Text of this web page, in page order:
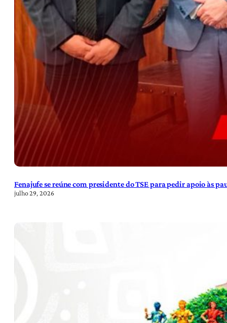
Fenajufe se reúne com presidente do TSE para pedir apoio às
julho 29, 2026